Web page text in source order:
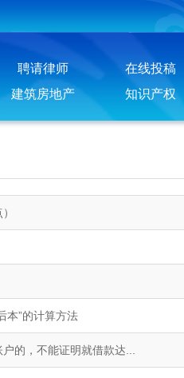
聘请律师 在线投稿
建筑房地产 知识产权
本”的计算方法
的，不能证明就借款达...